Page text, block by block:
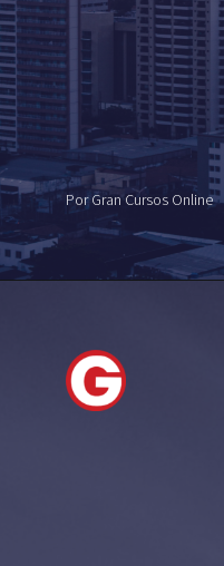
Por Gran Cursos Online